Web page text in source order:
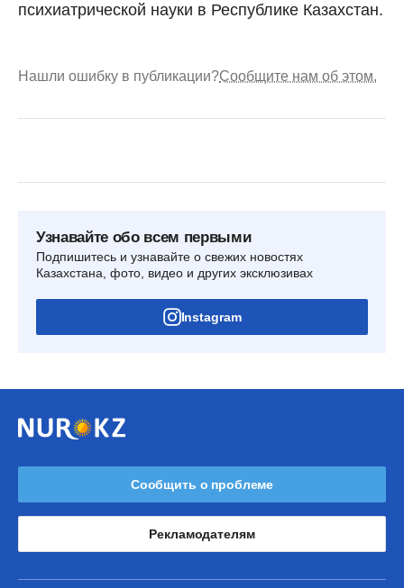
психиатрической науки в Республике Казахстан.
Нашли ошибку в публикации?Сообщите нам об этом.
Узнавайте обо всем первыми
Подпишитесь и узнавайте о свежих новостях
Казахстана, фото, видео и других эксклюзивах
Instagram
Сообщить о проблеме
Рекламодателям